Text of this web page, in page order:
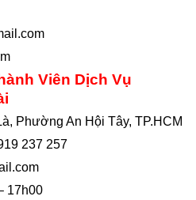
Viên Dịch Vụ
Phường An Hội Tây, TP.HCM
237 257
17h00